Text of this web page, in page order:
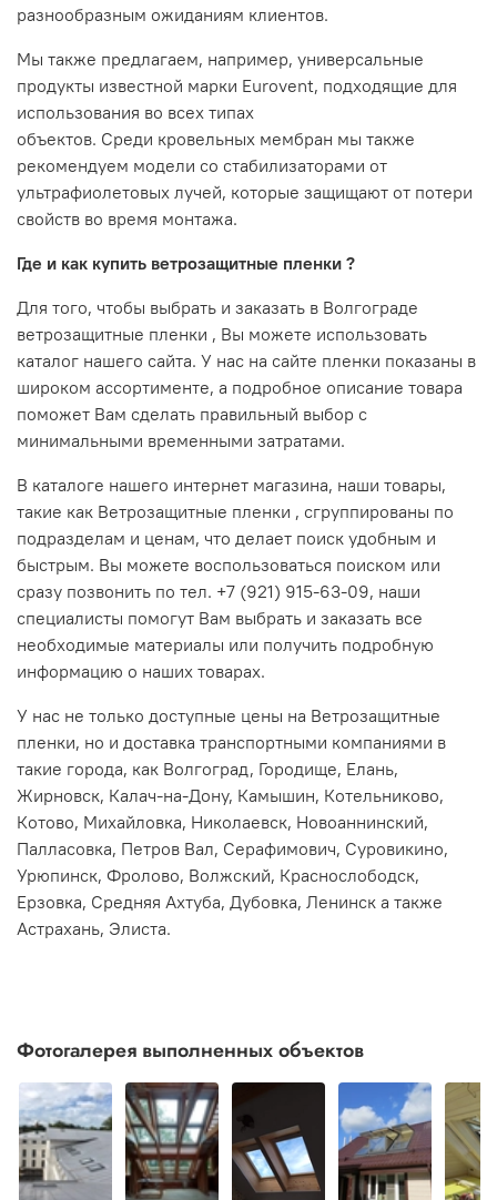
разнообразным ожиданиям клиентов.
Мы также предлагаем, например, универсальные
продукты известной марки Eurovent, подходящие для
использования во всех типах
объектов. Среди кровельных мембран мы также
рекомендуем модели со стабилизаторами от
ультрафиолетовых лучей, которые защищают от потери
свойств во время монтажа.
Где и как купить ветрозащитные пленки ?
Для того, чтобы выбрать и заказать в Волгограде
ветрозащитные пленки , Вы можете использовать
каталог нашего сайта. У нас на сайте пленки показаны в
широком ассортименте, а подробное описание товара
поможет Вам сделать правильный выбор с
минимальными временными затратами.
В каталоге нашего интернет магазина, наши товары,
такие как Ветрозащитные пленки , сгруппированы по
подразделам и ценам, что делает поиск удобным и
быстрым. Вы можете воспользоваться поиском или
сразу позвонить по тел. +7 (921) 915-63-09, наши
специалисты помогут Вам выбрать и заказать все
необходимые материалы или получить подробную
информацию о наших товарах.
У нас не только доступные цены на Ветрозащитные
пленки, но и доставка транспортными компаниями в
такие города, как Волгоград, Городище, Елань,
Жирновск, Калач-на-Дону, Камышин, Котельниково,
Котово, Михайловка, Николаевск, Новоаннинский,
Палласовка, Петров Вал, Серафимович, Суровикино,
Урюпинск, Фролово, Волжский, Краснослободск,
Ерзовка, Средняя Ахтуба, Дубовка, Ленинск а также
Астрахань, Элиста.
Фотогалерея выполненных объектов